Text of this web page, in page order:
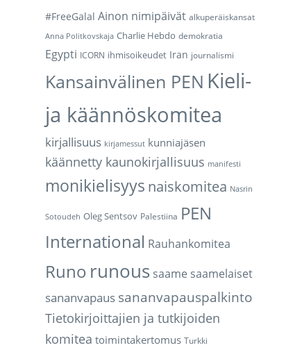
#FreeGalal Ainon nimipäivät alkuperäiskansat
Anna Politkovskaja Charlie Hebdo demokratia
Egypti ICORN ihmisoikeudet Iran journalismi
Kansainvälinen PEN Kieli-
ja käännöskomitea
kirjallisuus kirjamessut kunniajäsen
käännetty kaunokirjallisuus manifesti
monikielisyys naiskomitea Nasrin
Sotoudeh Oleg Sentsov Palestiina PEN
International Rauhankomitea
Runo runous saame saamelaiset
sananvapaus sananvapauspalkinto
Tietokirjoittajien ja tutkijoiden
komitea toimintakertomus Turkki